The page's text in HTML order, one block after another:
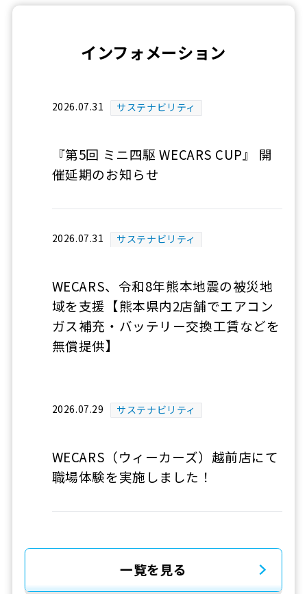
インフォメーション
一覧を見る
2026.07.31 サステナビリティ
『第5回 ミニ四駆 WECARS CUP』 開
催延期のお知らせ
2026.07.31 サステナビリティ
WECARS、令和8年熊本地震の被災地
域を支援【熊本県内2店舗でエアコン
ガス補充・バッテリー交換工賃などを
無償提供】
2026.07.29 サステナビリティ
WECARS（ウィーカーズ）越前店にて
職場体験を実施しました！